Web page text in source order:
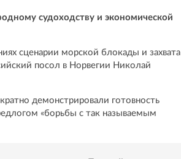
судоходству и экономической
сценарии морской блокады и захвата
посол в Норвегии Николай
демонстрировали готовность
«борьбы с так называемым